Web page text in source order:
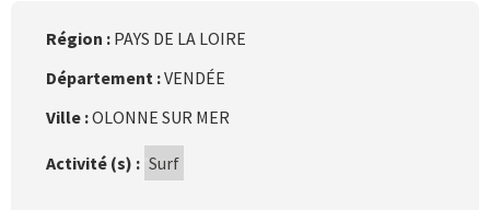
Région : PAYS DE LA LOIRE
Département :VENDÉE
Ville :OLONNE SUR MER
Activité (s) : Surf